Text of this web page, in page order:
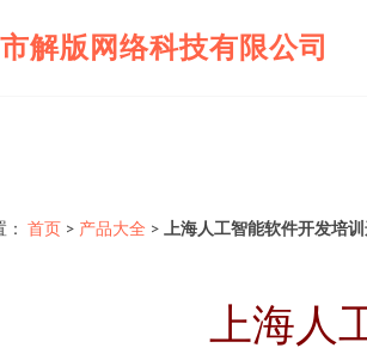
解版网络科技有限公司
首页 > 产品大全 > 上海人工智能软件开发培
上海人